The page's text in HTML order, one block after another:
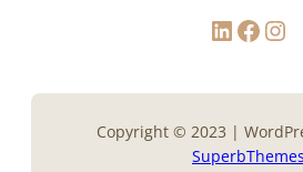
LinkedIn Facebook Instagram
Copyright © 2023 |
SuperbThemes